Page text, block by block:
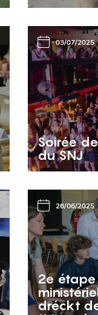
03/07/2025
Soirée
du SNJ
26/06/2025
2e
dréckt